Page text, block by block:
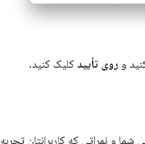
و روی تأیید کلیک کنید.
و نمراتی که کاربرانتان تجربه